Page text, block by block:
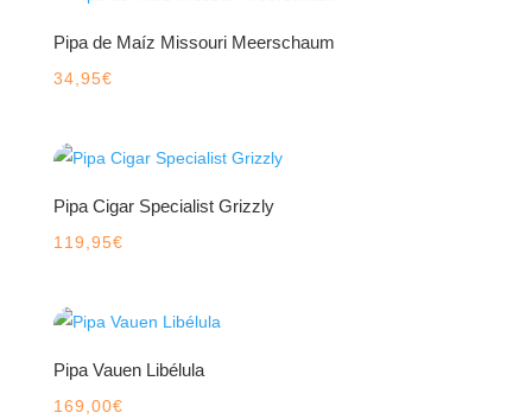
Pipa de Maíz Missouri Meerschaum
34,95€
Pipa Cigar Specialist Grizzly
119,95€
Pipa Vauen Libélula
169,00€